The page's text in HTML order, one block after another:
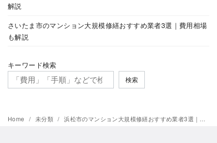
解説
さいたま市のマンション大規模修繕おすすめ業者3選｜費用相場
も解説
キーワード検索
検索
Home 未分類 浜松市のマンション大規模修繕おすすめ業者3選｜費用相場も解説